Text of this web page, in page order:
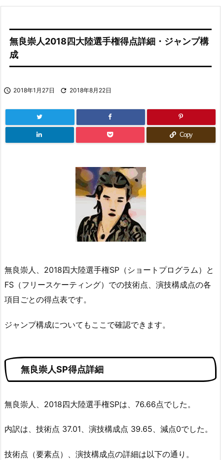
無良崇人2018四大陸選手権得点詳細・ジャンプ構
成
 2018年1月27日  2018年8月22日
Copy
無良崇人、2018四大陸選手権SP（ショートプログラム）と
FS（フリースケーティング）での技術点、演技構成点の各
項目ごとの得点表です。
ジャンプ構成についてもここで確認できます。
無良崇人SP得点詳細
無良崇人、2018四大陸選手権SPは、76.66点でした。
内訳は、技術点 37.01、演技構成点 39.65、減点0でした。
技術点（要素点）、演技構成点の詳細は以下の通り。